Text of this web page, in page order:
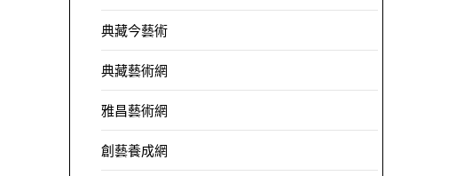
典藏今藝術
典藏藝術網
雅昌藝術網
創藝養成網